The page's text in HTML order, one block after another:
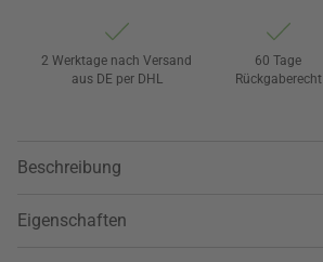
2 Werktage nach Versand
aus DE per DHL
60 Tage
Rückgaberecht
Beschreibung
Eigenschaften